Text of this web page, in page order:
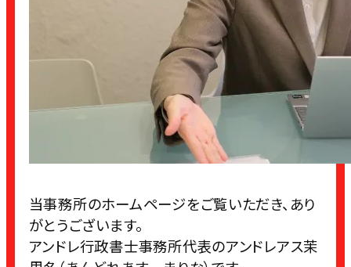
当事務所のホームページをご覧いただき、あり
がとうございます。
アンドレ行政書士事務所代表のアンドレアス茉